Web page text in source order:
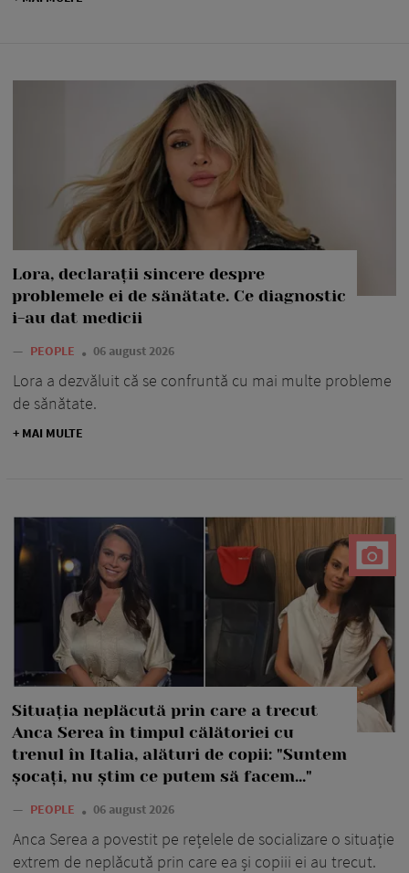
Lora, declarații sincere despre
problemele ei de sănătate. Ce diagnostic
i-au dat medicii
— PEOPLE 06 august 2026
Lora a dezvăluit că se confruntă cu mai multe probleme
de sănătate.
+ MAI MULTE
Situația neplăcută prin care a trecut
Anca Serea în timpul călătoriei cu
trenul în Italia, alături de copii: "Suntem
șocați, nu știm ce putem să facem..."
— PEOPLE 06 august 2026
Anca Serea a povestit pe rețelele de socializare o situație
extrem de neplăcută prin care ea și copiii ei au trecut.